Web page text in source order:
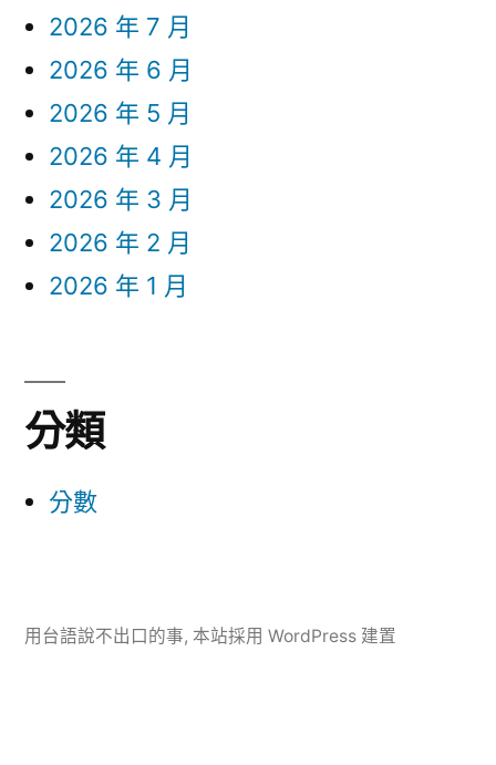
2026 年 7 月
2026 年 6 月
2026 年 5 月
2026 年 4 月
2026 年 3 月
2026 年 2 月
2026 年 1 月
分類
分數
用台語說不出口的事, 本站採用 WordPress 建置